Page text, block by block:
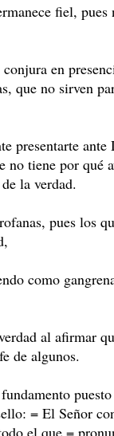
fiel, pues
en
que no sirven
presentarte
no tiene por qué
la verdad.
pues los
como
al afirmar
de algunos.
= El Señor
el que =